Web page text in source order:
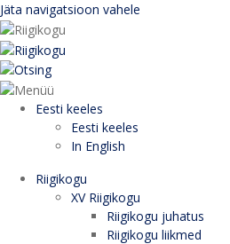
Jäta navigatsioon vahele
Eesti keeles
Eesti keeles
In English
Riigikogu
XV Riigikogu
Riigikogu juhatus
Riigikogu liikmed